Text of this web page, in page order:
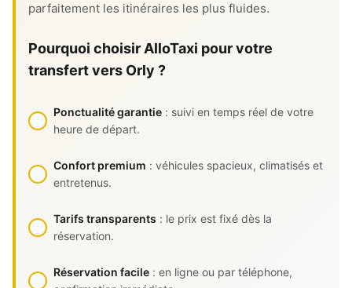
parfaitement les itinéraires les plus fluides.
Pourquoi choisir AlloTaxi pour votre
transfert vers Orly ?
Ponctualité garantie : suivi en temps réel de votre
heure de départ.
Confort premium : véhicules spacieux, climatisés et
entretenus.
Tarifs transparents : le prix est fixé dès la
réservation.
Réservation facile : en ligne ou par téléphone,